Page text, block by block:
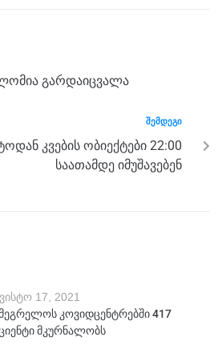
გარდაიცვალა
ᲨᲔᲛᲓᲔᲒᲘ
კვების ობიექტები 22:00
საათამდე იმუშავებენ
17, 2021
კოვიდცენტრებში 417
მკურნალობს